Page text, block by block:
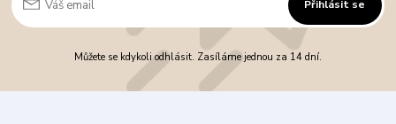
Přihlásit se
Můžete se kdykoli odhlásit. Zasíláme jednou za 14 dní.